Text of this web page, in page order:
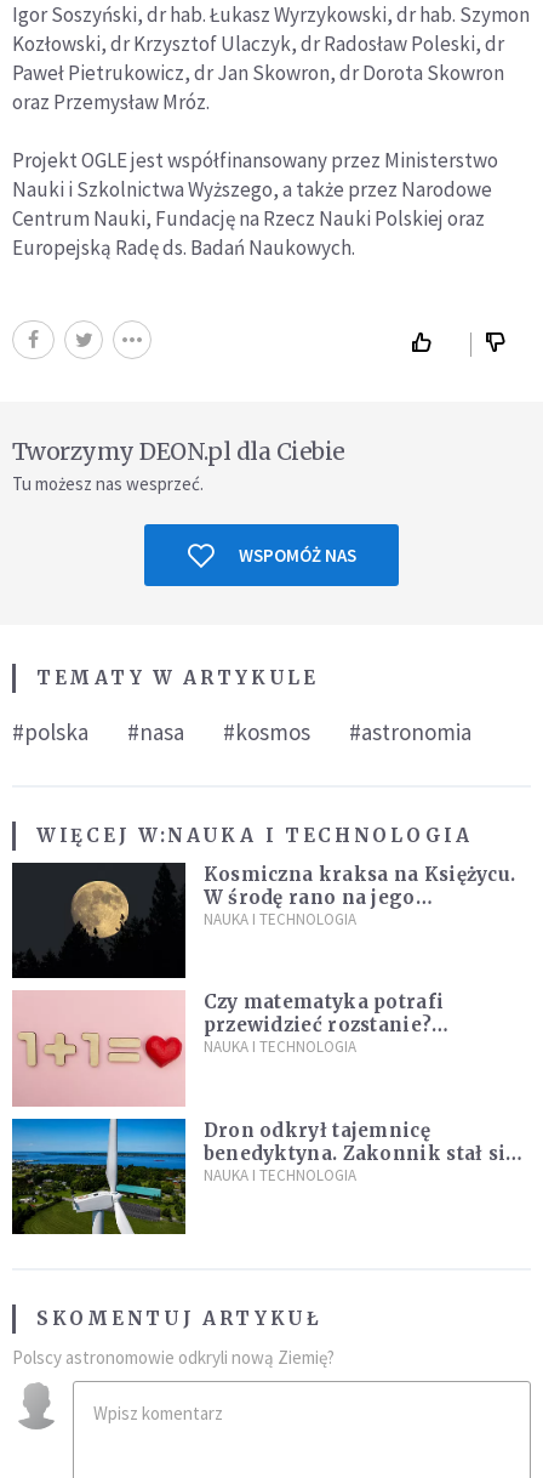
Igor Soszyński, dr hab. Łukasz Wyrzykowski, dr hab. Szymon
Kozłowski, dr Krzysztof Ulaczyk, dr Radosław Poleski, dr
Paweł Pietrukowicz, dr Jan Skowron, dr Dorota Skowron
oraz Przemysław Mróz.
Projekt OGLE jest współfinansowany przez Ministerstwo
Nauki i Szkolnictwa Wyższego, a także przez Narodowe
Centrum Nauki, Fundację na Rzecz Nauki Polskiej oraz
Europejską Radę ds. Badań Naukowych.
Tworzymy DEON.pl dla Ciebie
Tu możesz nas wesprzeć.
WSPOMÓŻ NAS
TEMATY W ARTYKULE
#polska #nasa #kosmos #astronomia
WIĘCEJ W:NAUKA I TECHNOLOGIA
Kosmiczna kraksa na Księżycu.
W środę rano na jego
powierzchni dojdzie do
NAUKA I TECHNOLOGIA
Czy matematyka potrafi
przewidzieć rozstanie?
Naukowcy stworzyli model
NAUKA I TECHNOLOGIA
Dron odkrył tajemnicę
benedyktyna. Zakonnik stał się
sławny
NAUKA I TECHNOLOGIA
SKOMENTUJ ARTYKUŁ
Polscy astronomowie odkryli nową Ziemię?